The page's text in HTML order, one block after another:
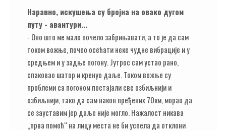
Наравно, искушења су бројна на овако дугом
путу - авантури...
- Оно што ме мало почело забрињавати, а то је да сам
током вожње, почео осећати неке чудне вибрације и у
средњем и у задње погону. Јутрос сам устао рано,
спаковао шатор и кренуо даље. Током вожње су
проблеми са погоном постајали све озбиљнији и
озбиљнији, тако да сам након пређених 70км, морао да
се зауставим јер даље није могло. Нажалост никава
„прва помоћ“ на лицу места не би успела да отклони